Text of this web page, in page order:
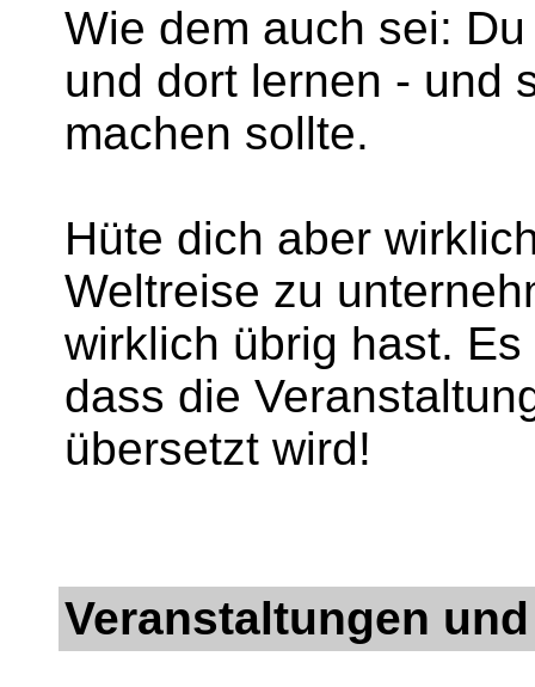
Wie dem auch sei:
und dort lernen - und
machen sollte.
Hüte dich aber
Weltreise zu
wirklich übrig hast.
dass die
übersetzt wird!
Veranstaltungen